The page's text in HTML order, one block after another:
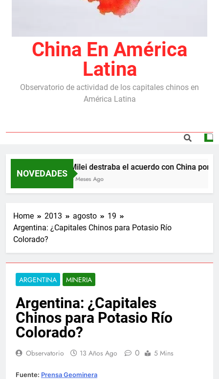
China En América
Latina
Observatorio de actividad de los capitales chinos en
América Latina
NOVEDADES
Milei destraba el acuerdo con China por
5 Meses Ago
Home 2013 agosto
19
Argentina: ¿Capitales Chinos para Potasio Río
Colorado?
ARGENTINA MINERIA
Argentina: ¿Capitales
Chinos para Potasio Río
Colorado?
Observatorio 13 Años Ago 0 5 Mins
Fuente: Prensa Geominera